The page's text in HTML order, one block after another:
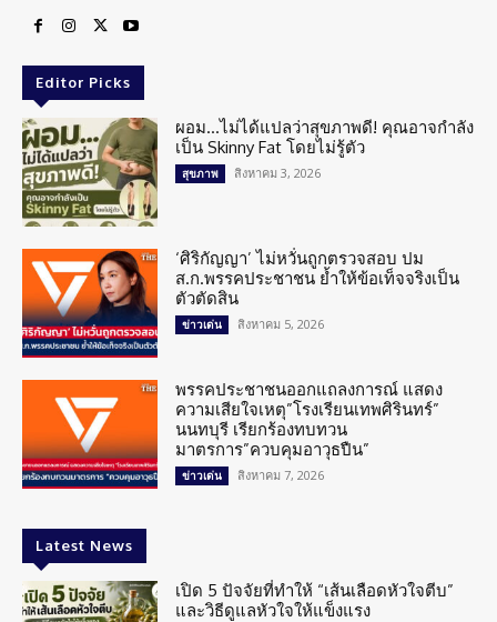
Editor Picks
ผอม…ไม่ได้แปลว่าสุขภาพดี! คุณอาจกำลัง
เป็น Skinny Fat โดยไม่รู้ตัว
สุขภาพ สิงหาคม 3, 2026
‘ศิริกัญญา’ ไม่หวั่นถูกตรวจสอบ ปม
ส.ก.พรรคประชาชน ย้ำให้ข้อเท็จจริงเป็น
ตัวตัดสิน
ข่าวเด่น สิงหาคม 5, 2026
พรรคประชาชนออกแถลงการณ์ แสดง
ความเสียใจเหตุ”โรงเรียนเทพศิรินทร์”
นนทบุรี เรียกร้องทบทวน
มาตรการ”ควบคุมอาวุธปืน”
ข่าวเด่น สิงหาคม 7, 2026
Latest News
เปิด 5 ปัจจัยที่ทำให้ “เส้นเลือดหัวใจตีบ”
และวิธีดูแลหัวใจให้แข็งแรง